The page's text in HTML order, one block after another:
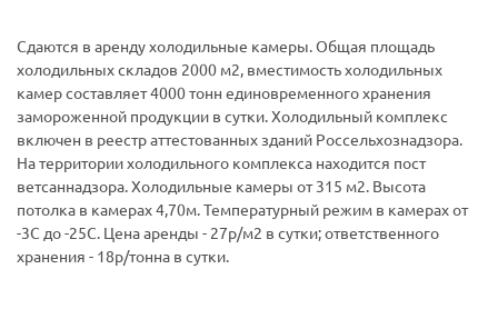
Сдаются в аренду холодильные камеры. Общая площадь
холодильных складов 2000 м2, вместимость холодильных
камер составляет 4000 тонн единовременного хранения
замороженной продукции в сутки. Холодильный комплекс
включен в реестр аттестованных зданий Россельхознадзора.
На территории холодильного комплекса находится пост
ветсаннадзора. Холодильные камеры от 315 м2. Высота
потолка в камерах 4,70м. Температурный режим в камерах от
-3С до -25С. Цена аренды - 27р/м2 в сутки; ответственного
хранения - 18р/тонна в сутки.